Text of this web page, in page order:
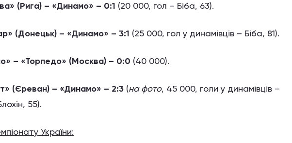
(Рига) – «Динамо» – 0:1 (20 000, гол – Біба, 63).
(Донецьк) – «Динамо» – 3:1 (25 000, гол у динамівців – Біба, 81).
– «Торпедо» (Москва) – 0:0 (40 000).
(Єреван) – «Динамо» – 2:3 (на фото, 45 000, голи у динамівців –
55).
України: